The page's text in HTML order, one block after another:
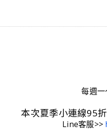
每週
本次夏季小連線95
Line客服>>